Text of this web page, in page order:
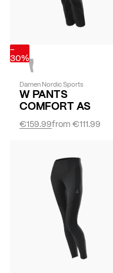
-
30%
Damen Nordic Sports
W PANTS
COMFORT AS
from€111.99
€159.99